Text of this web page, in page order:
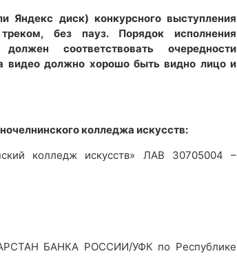
Яндекс диск) конкурсного выступления
без пауз. Порядок исполнения
соответствовать очередности
видео должно хорошо быть видно лицо и
колледжа искусств:
колледж искусств» ЛАВ 30705004 –
БАНКА РОССИИ/УФК по Республике